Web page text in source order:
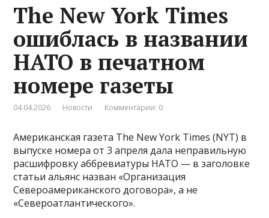
The New York Times
ошиблась в названии
НАТО в печатном
номере газеты
04.04.2026 Новости Комментарии: 0
Американская газета The New York Times (NYT) в
выпуске номера от 3 апреля дала неправильную
расшифровку аббревиатуры НАТО — в заголовке
статьи альянс назван «Организация
Североамериканского договора», а не
«Североатлантического».